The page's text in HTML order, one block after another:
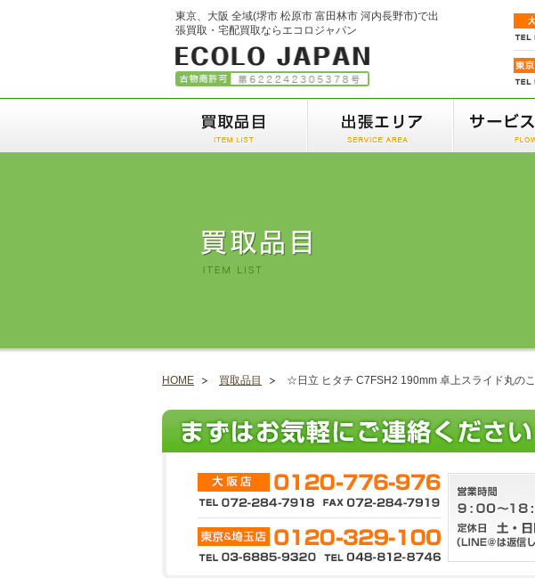
東京、大阪 全域(堺市 松原市 富田林市 河内長野市)で出
張買取・宅配買取ならエコロジャパン
HOME 買取品目 ☆日立 ヒタチ C7FSH2 190mm 卓上スライド丸のこ